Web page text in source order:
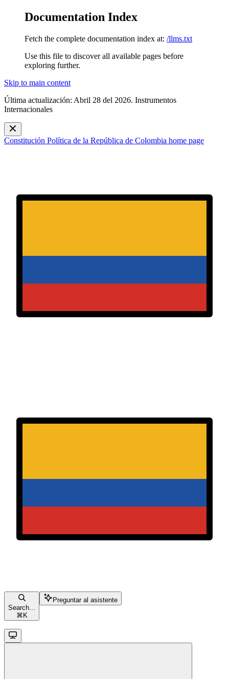
Documentation Index
Fetch the complete documentation index at: /llms.txt
Use this file to discover all available pages before
exploring further.
Skip to main content
Última actualización: Abril 28 del 2026. Instrumentos
Internacionales
Constitución Política de la República de Colombia home page
Search...
⌘ K
Preguntar al asistente